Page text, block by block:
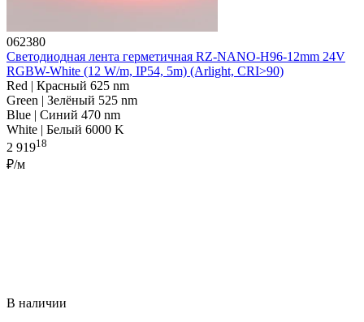
062380
Светодиодная лента герметичная RZ-NANO-H96-12mm 24V
RGBW-White (12 W/m, IP54, 5m) (Arlight, CRI>90)
Red | Красный 625 nm
Green | Зелёный 525 nm
Blue | Синий 470 nm
White | Белый 6000 K
2 91918
₽/м
В наличии